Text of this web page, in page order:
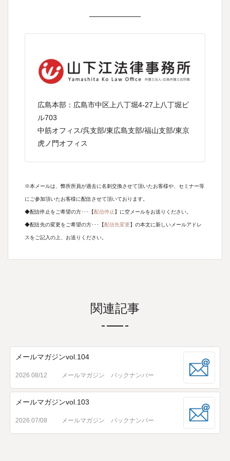
広島本部： 広島市中区上八丁堀4-27上八丁堀ビ
ル703
中筋オフィス/呉支部/東広島支部/福山支部/東京
虎ノ門オフィス
※本メールは、弊所所員が過去に名刺交換させて頂いたお客様や、セミナー等
にご参加頂いたお客様に配信させて頂いております。
◆配信停止をご希望の方･･･【配信停止】に空メールをお送りください。
◆配信先の変更をご希望の方･･･【配信先変更】の本文に新しいメールアドレ
スをご記入の上、お送りください。
関連記事
メールマガジンvol.104
2026 08/12 メールマガジン バックナンバー
メールマガジンvol.103
2026 07/08 メールマガジン バックナンバー